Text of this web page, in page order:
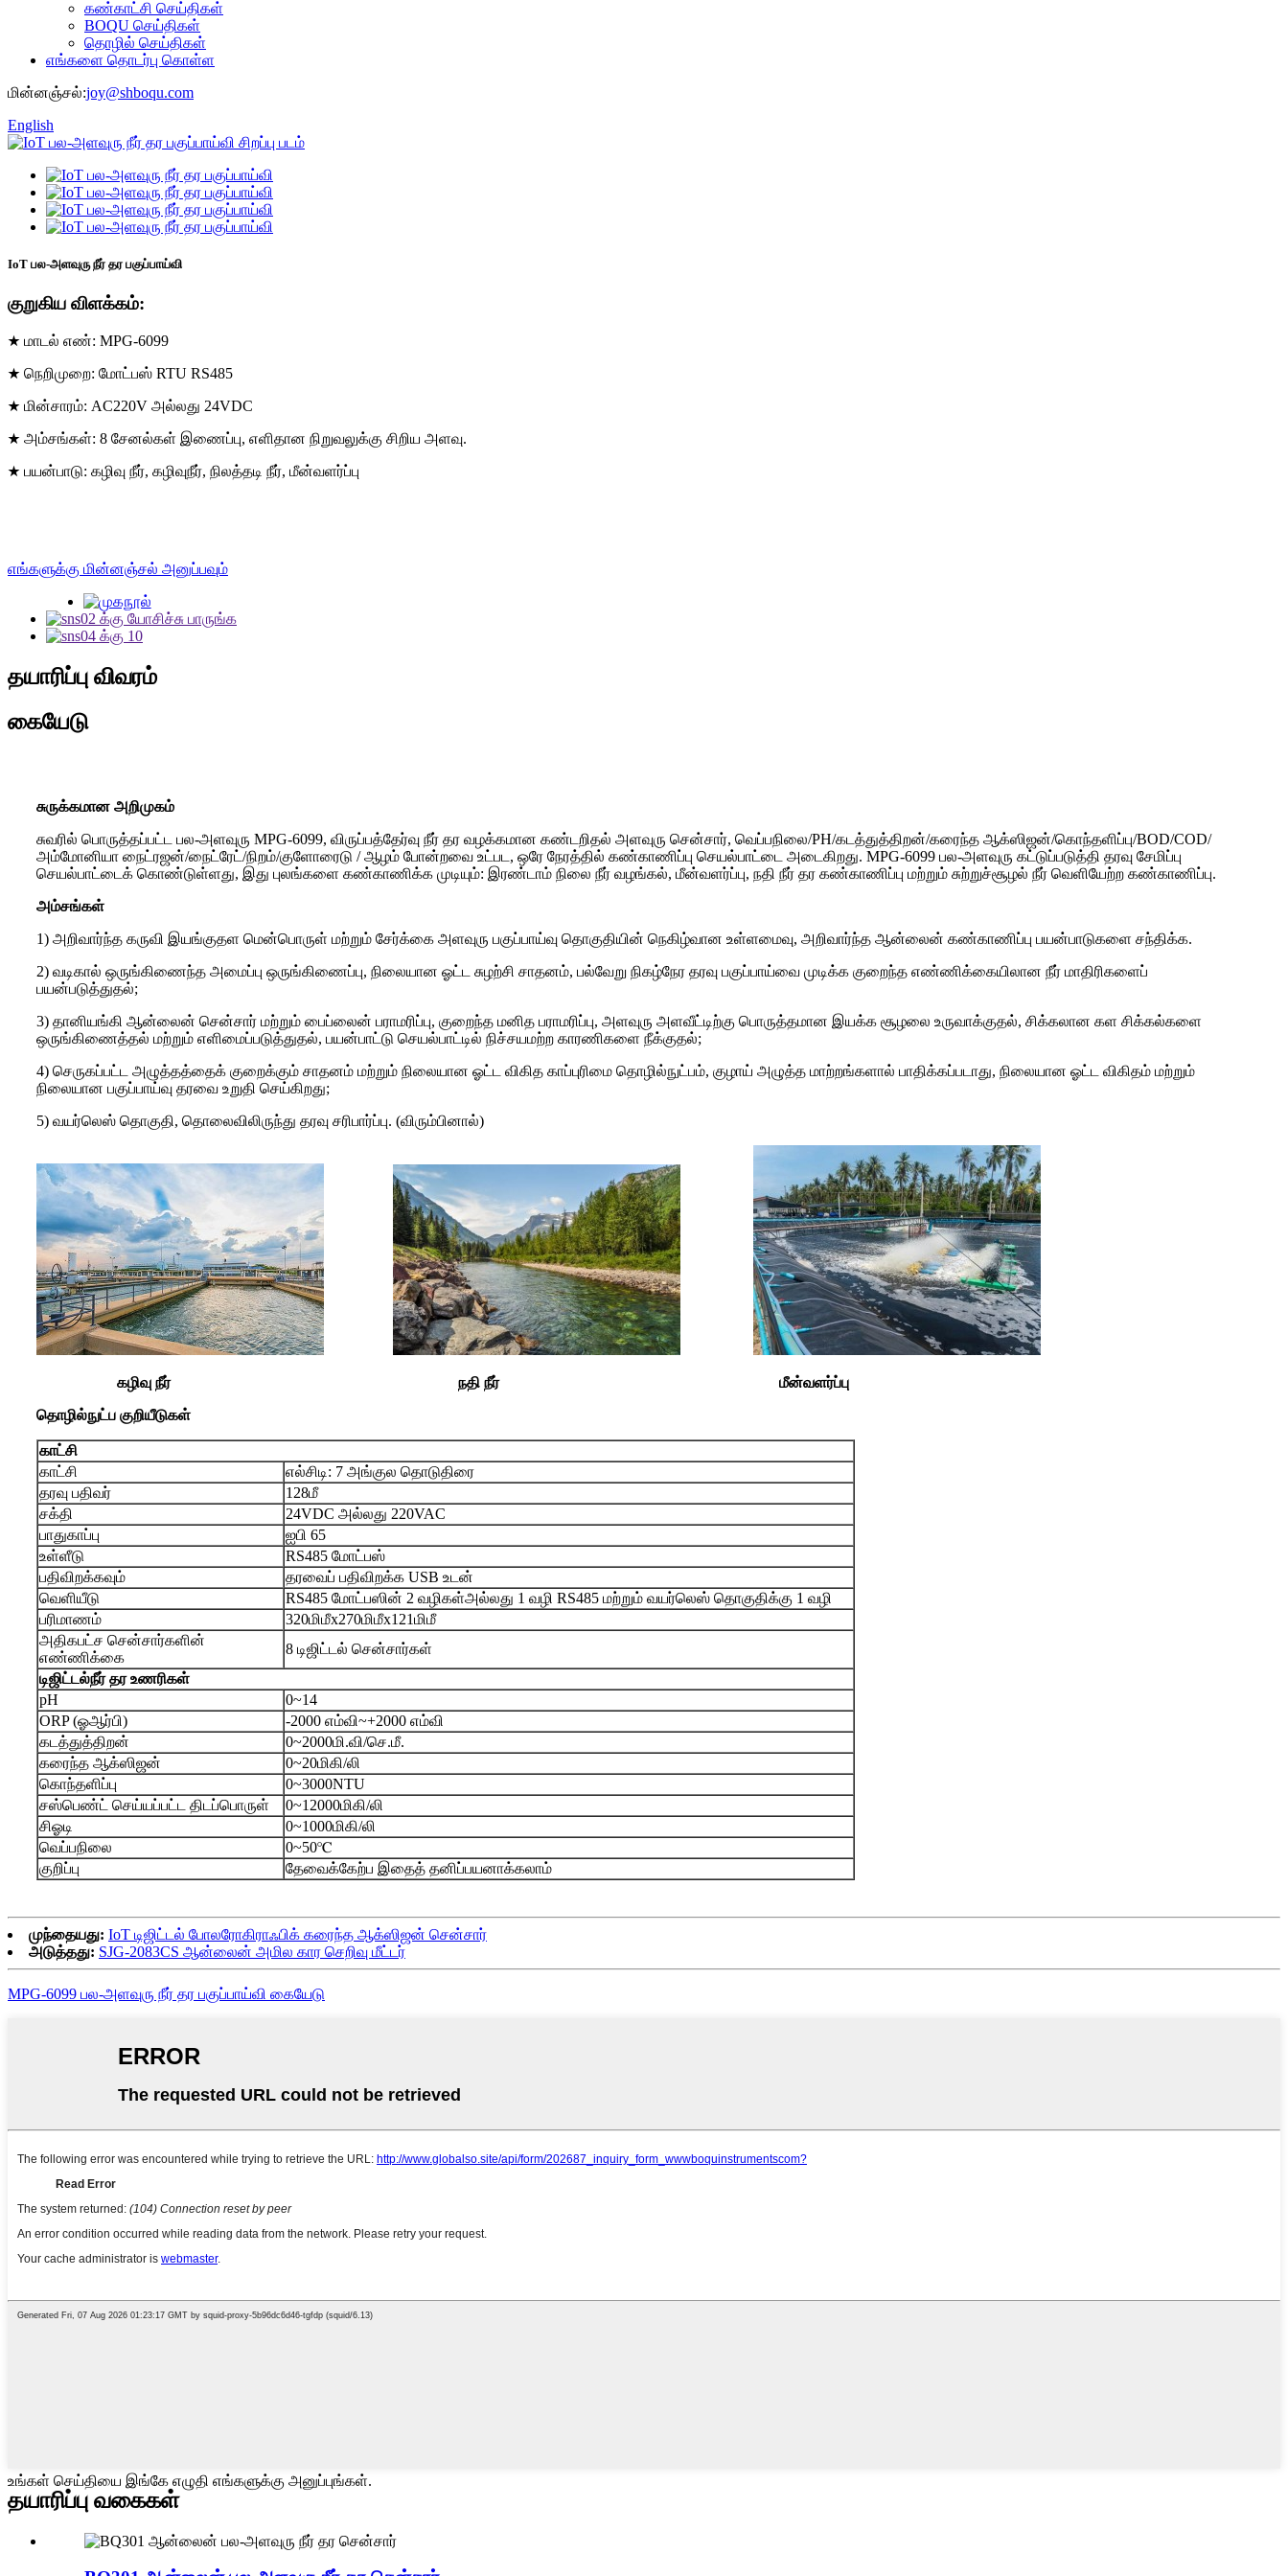
கண்காட்சி செய்திகள்
BOQU செய்திகள்
தொழில் செய்திகள்
எங்களை தொடர்பு கொள்ள
மின்னஞ்சல்:joy@shboqu.com
English
IoT பல-அளவுரு நீர் தர பகுப்பாய்வி
குறுகிய விளக்கம்:
★ மாடல் எண்: MPG-6099
★ நெறிமுறை: மோட்பஸ் RTU RS485
★ மின்சாரம்: AC220V அல்லது 24VDC
★ அம்சங்கள்: 8 சேனல்கள் இணைப்பு, எளிதான நிறுவலுக்கு சிறிய அளவு.
★ பயன்பாடு: கழிவு நீர், கழிவுநீர், நிலத்தடி நீர், மீன்வளர்ப்பு
எங்களுக்கு மின்னஞ்சல் அனுப்பவும்
தயாரிப்பு விவரம்
கையேடு
சுருக்கமான அறிமுகம்
சுவரில் பொருத்தப்பட்ட பல-அளவுரு MPG-6099, விருப்பத்தேர்வு நீர் தர வழக்கமான கண்டறிதல் அளவுரு சென்சார், வெப்பநிலை/PH/கடத்துத்திறன்/கரைந்த ஆக்ஸிஜன்/கொந்தளிப்பு/BOD/COD/
அம்மோனியா நைட்ரஜன்/நைட்ரேட்/நிறம்/குளோரைடு / ஆழம் போன்றவை உட்பட, ஒரே நேரத்தில் கண்காணிப்பு செயல்பாட்டை அடைகிறது. MPG-6099 பல-அளவுரு கட்டுப்படுத்தி தரவு சேமிப்பு
செயல்பாட்டைக் கொண்டுள்ளது, இது புலங்களை கண்காணிக்க முடியும்: இரண்டாம் நிலை நீர் வழங்கல், மீன்வளர்ப்பு, நதி நீர் தர கண்காணிப்பு மற்றும் சுற்றுச்சூழல் நீர் வெளியேற்ற கண்காணிப்பு.
அம்சங்கள்
1) அறிவார்ந்த கருவி இயங்குதள மென்பொருள் மற்றும் சேர்க்கை அளவுரு பகுப்பாய்வு தொகுதியின் நெகிழ்வான உள்ளமைவு, அறிவார்ந்த ஆன்லைன் கண்காணிப்பு பயன்பாடுகளை சந்திக்க.
2) வடிகால் ஒருங்கிணைந்த அமைப்பு ஒருங்கிணைப்பு, நிலையான ஓட்ட சுழற்சி சாதனம், பல்வேறு நிகழ்நேர தரவு பகுப்பாய்வை முடிக்க குறைந்த எண்ணிக்கையிலான நீர் மாதிரிகளைப்
பயன்படுத்துதல்;
3) தானியங்கி ஆன்லைன் சென்சார் மற்றும் பைப்லைன் பராமரிப்பு, குறைந்த மனித பராமரிப்பு, அளவுரு அளவீட்டிற்கு பொருத்தமான இயக்க சூழலை உருவாக்குதல், சிக்கலான கள சிக்கல்களை
ஒருங்கிணைத்தல் மற்றும் எளிமைப்படுத்துதல், பயன்பாட்டு செயல்பாட்டில் நிச்சயமற்ற காரணிகளை நீக்குதல்;
4) செருகப்பட்ட அழுத்தத்தைக் குறைக்கும் சாதனம் மற்றும் நிலையான ஓட்ட விகித காப்புரிமை தொழில்நுட்பம், குழாய் அழுத்த மாற்றங்களால் பாதிக்கப்படாது, நிலையான ஓட்ட விகிதம் மற்றும்
நிலையான பகுப்பாய்வு தரவை உறுதி செய்கிறது;
5) வயர்லெஸ் தொகுதி, தொலைவிலிருந்து தரவு சரிபார்ப்பு. (விரும்பினால்)
கழிவு நீர் நதி நீர்
மீன்வளர்ப்பு
தொழில்நுட்ப குறியீடுகள்
காட்சி
காட்சி
எல்சிடி: 7 அங்குல தொடுதிரை
தரவு பதிவர்
128மீ
சக்தி
24VDC அல்லது 220VAC
பாதுகாப்பு
ஐபி 65
உள்ளீடு
RS485 மோட்பஸ்
பதிவிறக்கவும்
தரவைப் பதிவிறக்க USB உடன்
வெளியீடு
RS485 மோட்பஸின் 2 வழிகள்அல்லது 1 வழி RS485 மற்றும் வயர்லெஸ் தொகுதிக்கு 1 வழி
பரிமாணம்
320மிமீx270மிமீx121மிமீ
அதிகபட்ச சென்சார்களின்
எண்ணிக்கை
8 டிஜிட்டல் சென்சார்கள்
டிஜிட்டல்நீர் தர உணரிகள்
pH
0~14
ORP (ஓஆர்பி)
-2000 எம்வி~+2000 எம்வி
கடத்துத்திறன்
0~2000மி.வி/செ.மீ.
கரைந்த ஆக்ஸிஜன்
0~20மிகி/லி
கொந்தளிப்பு
0~3000NTU
சஸ்பெண்ட் செய்யப்பட்ட திடப்பொருள்
0~12000மிகி/லி
சிஓடி
0~1000மிகி/லி
வெப்பநிலை
0~50℃
குறிப்பு
தேவைக்கேற்ப இதைத் தனிப்பயனாக்கலாம்
முந்தையது: IoT டிஜிட்டல் போலரோகிராஃபிக் கரைந்த ஆக்ஸிஜன் சென்சார்
அடுத்தது: SJG-2083CS ஆன்லைன் அமில கார செறிவு மீட்டர்
MPG-6099 பல-அளவுரு நீர் தர பகுப்பாய்வி கையேடு
உங்கள் செய்தியை இங்கே எழுதி எங்களுக்கு அனுப்புங்கள்.
தயாரிப்பு வகைகள்